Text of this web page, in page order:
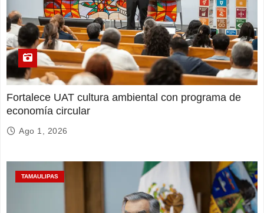
Fortalece UAT cultura ambiental con programa de
economía circular
Ago 1, 2026
TAMAULIPAS